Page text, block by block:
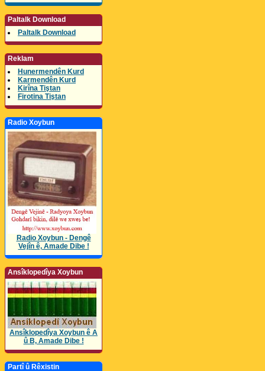
Paltalk Download
Paltalk Download
Reklam
Hunermendên Kurd
Karmendên Kurd
Kirîna Tiştan
Firotina Tiştan
Radio Xoybun
Radio Xoybun - Dengê
Vejîn ê, Amade Dibe !
Ansîklopedîya Xoybun
Ansîklopedîya Xoybun ê A
û B, Amade Dibe !
Partî û Rêxistin